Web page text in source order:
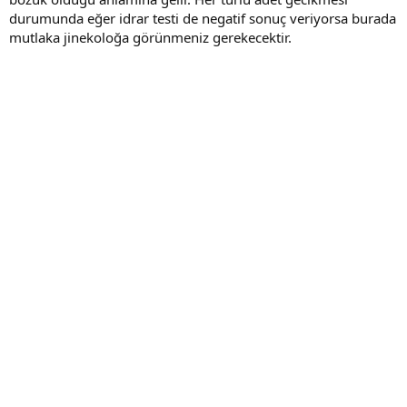
durumunda eğer idrar testi de negatif sonuç veriyorsa burada
mutlaka jinekoloğa görünmeniz gerekecektir.